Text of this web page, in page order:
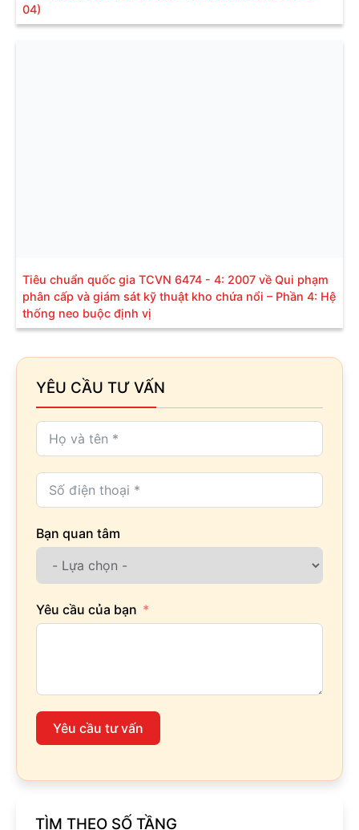
04)
Tiêu chuẩn quốc gia TCVN 6474 - 4: 2007 về Qui phạm
phân cấp và giám sát kỹ thuật kho chứa nổi – Phần 4: Hệ
thống neo buộc định vị
YÊU CẦU TƯ VẤN
Bạn quan tâm
Yêu cầu của bạn
Yêu cầu tư vấn
TÌM THEO SỐ TẦNG